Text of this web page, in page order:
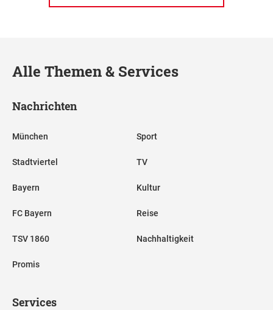
Alle Themen & Services
Nachrichten
München
Stadtviertel
Bayern
FC Bayern
TSV 1860
Promis
Sport
TV
Kultur
Reise
Nachhaltigkeit
Services